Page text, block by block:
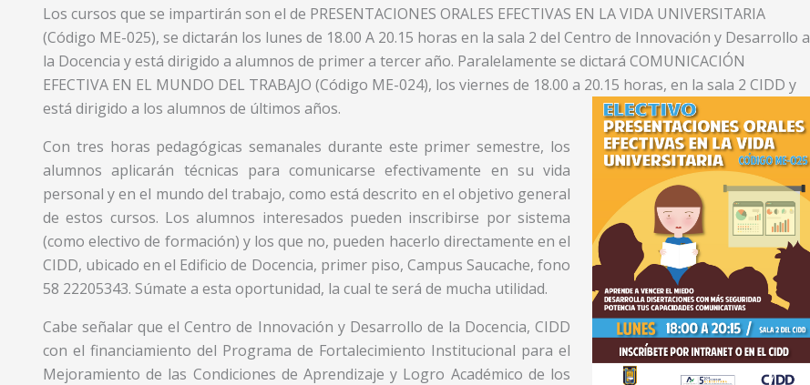
Los cursos que se impartirán son el de PRESENTACIONES ORALES EFECTIVAS EN LA VIDA UNIVERSITARIA
(Código ME-025), se dictarán los lunes de 18.00 A 20.15 horas en la sala 2 del Centro de Innovación y Desarrollo a
la Docencia y está dirigido a alumnos de primer a tercer año. Paralelamente se dictará COMUNICACIÓN
EFECTIVA EN EL MUNDO DEL TRABAJO (Código ME-024), los viernes de 18.00 a 20.15 horas, en la sala 2 CIDD y
está dirigido a los alumnos de últimos años.
Con tres horas pedagógicas semanales durante este primer semestre, los
alumnos aplicarán técnicas para comunicarse efectivamente en su vida
personal y en el mundo del trabajo, como está descrito en el objetivo general
de estos cursos. Los alumnos interesados pueden inscribirse por sistema
(como electivo de formación) y los que no, pueden hacerlo directamente en el
CIDD, ubicado en el Edificio de Docencia, primer piso, Campus Saucache, fono
58 22205343. Súmate a esta oportunidad, la cual te será de mucha utilidad.
Cabe señalar que el Centro de Innovación y Desarrollo de la Docencia, CIDD
con el financiamiento del Programa de Fortalecimiento Institucional para el
Mejoramiento de las Condiciones de Aprendizaje y Logro Académico de los